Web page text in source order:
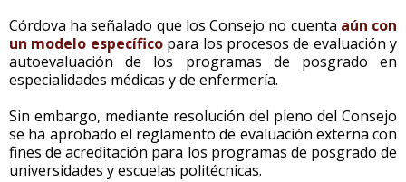
Córdova ha señalado que los Consejo no cuenta aún con
un modelo específicopara los procesos de evaluación y
autoevaluación de los programas de posgrado en
especialidades médicas y de enfermería.
Sin embargo, mediante resolución del pleno del Consejo
se ha aprobado el reglamento de evaluación externa con
fines de acreditación para los programas de posgrado de
universidades y escuelas politécnicas.